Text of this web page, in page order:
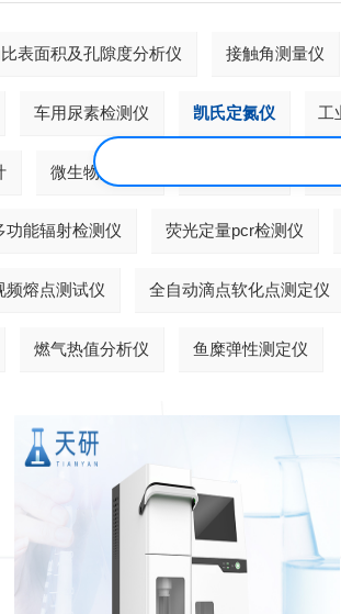
表面积及孔隙度分析仪 接触角测量仪
车用尿素检测仪 凯氏定氮仪 工
微生物限度仪
功能辐射检测仪 荧光定量pcr检测仪
频熔点测试仪 全自动滴点软化点测定仪
燃气热值分析仪 鱼糜弹性测定仪